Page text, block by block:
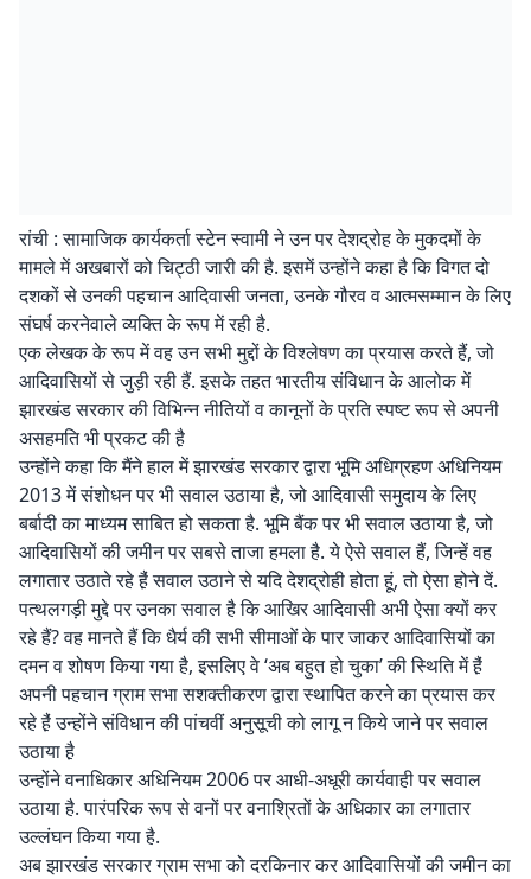
रांची : सामाजिक कार्यकर्ता स्टेन स्वामी ने उन पर देशद्रोह के मुकदमों के
मामले में अखबारों को चिट्ठी जारी की है. इसमें उन्होंने कहा है कि विगत दो
दशकों से उनकी पहचान आदिवासी जनता, उनके गौरव व आत्मसम्मान के लिए
संघर्ष करनेवाले व्यक्ति के रूप में रही है.
एक लेखक के रूप में वह उन सभी मुद्दों के विश्लेषण का प्रयास करते हैं, जो
आदिवासियों से जुड़ी रही हैं. इसके तहत भारतीय संविधान के आलोक में
झारखंड सरकार की विभिन्न नीतियों व कानूनों के प्रति स्पष्ट रूप से अपनी
असहमति भी प्रकट की है़
उन्होंने कहा कि मैंने हाल में झारखंड सरकार द्वारा भूमि अधिग्रहण अधिनियम
2013 में संशोधन पर भी सवाल उठाया है, जो आदिवासी समुदाय के लिए
बर्बादी का माध्यम साबित हो सकता है. भूमि बैंक पर भी सवाल उठाया है, जो
आदिवासियों की जमीन पर सबसे ताजा हमला है. ये ऐसे सवाल हैं, जिन्हें वह
लगातार उठाते रहे है़ं सवाल उठाने से यदि देशद्रोही होता हूं, तो ऐसा होने दें.
पत्थलगड़ी मुद्दे पर उनका सवाल है कि आखिर आदिवासी अभी ऐसा क्यों कर
रहे हैं? वह मानते हैं कि धैर्य की सभी सीमाओं के पार जाकर आदिवासियों का
दमन व शोषण किया गया है, इसलिए वे ‘अब बहुत हो चुका’ की स्थिति में है़ं
अपनी पहचान ग्राम सभा सशक्तीकरण द्वारा स्थापित करने का प्रयास कर
रहे है़ं उन्होंने संविधान की पांचवीं अनुसूची को लागू न किये जाने पर सवाल
उठाया है़
उन्होंने वनाधिकार अधिनियम 2006 पर आधी-अधूरी कार्यवाही पर सवाल
उठाया है. पारंपरिक रूप से वनों पर वनाश्रितों के अधिकार का लगातार
उल्लंघन किया गया है.
अब झारखंड सरकार ग्राम सभा को दरकिनार कर आदिवासियों की जमीन का